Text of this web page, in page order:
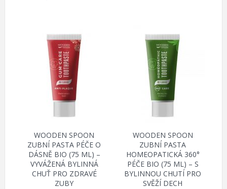
WOODEN SPOON
ZUBNÍ PASTA PÉČE O
DÁSNĚ BIO (75 ML) –
VYVÁŽENÁ BYLINNÁ
CHUŤ PRO ZDRAVÉ
ZUBY
WOODEN SPOON
ZUBNÍ PASTA
HOMEOPATICKÁ 360°
PÉČE BIO (75 ML) – S
BYLINNOU CHUTÍ PRO
SVĚŽÍ DECH